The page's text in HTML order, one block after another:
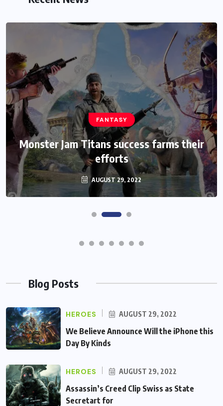
HEROES
Assassin’s Creed Clip Swiss as State
Secretart for
AUGUST 29, 2022
FANTASY
Monster Jam Titans success farms their
efforts
AUGUST 29, 2022
Blog Posts
HEROES AUGUST 29, 2022
We Believe Announce Will the iPhone this
Day By Kinds
HEROES AUGUST 29, 2022
Assassin’s Creed Clip Swiss as State
Secretart for